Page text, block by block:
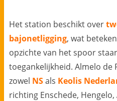
Het station beschikt over
bajonetligging, wat
opzichte van het spoor
toegankelijkheid. Almelo
zowel NSals Keolis
richting Enschede,